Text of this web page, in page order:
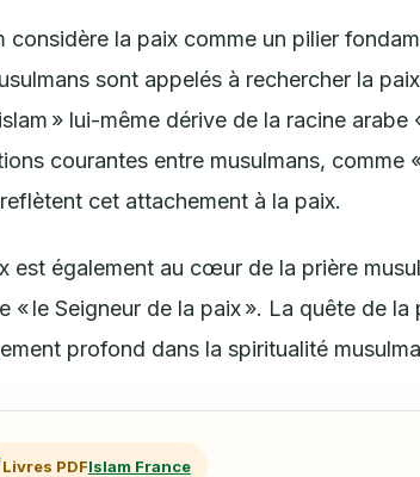
considère la paix comme un pilier
sont appelés à rechercher la
» lui-même dérive de la racine arabe
courantes entre musulmans, comme
cet attachement à la paix.
est également au cœur de la prière
« le Seigneur de la paix ». La quête de
profond dans la spiritualité
Livres PDFIslam France